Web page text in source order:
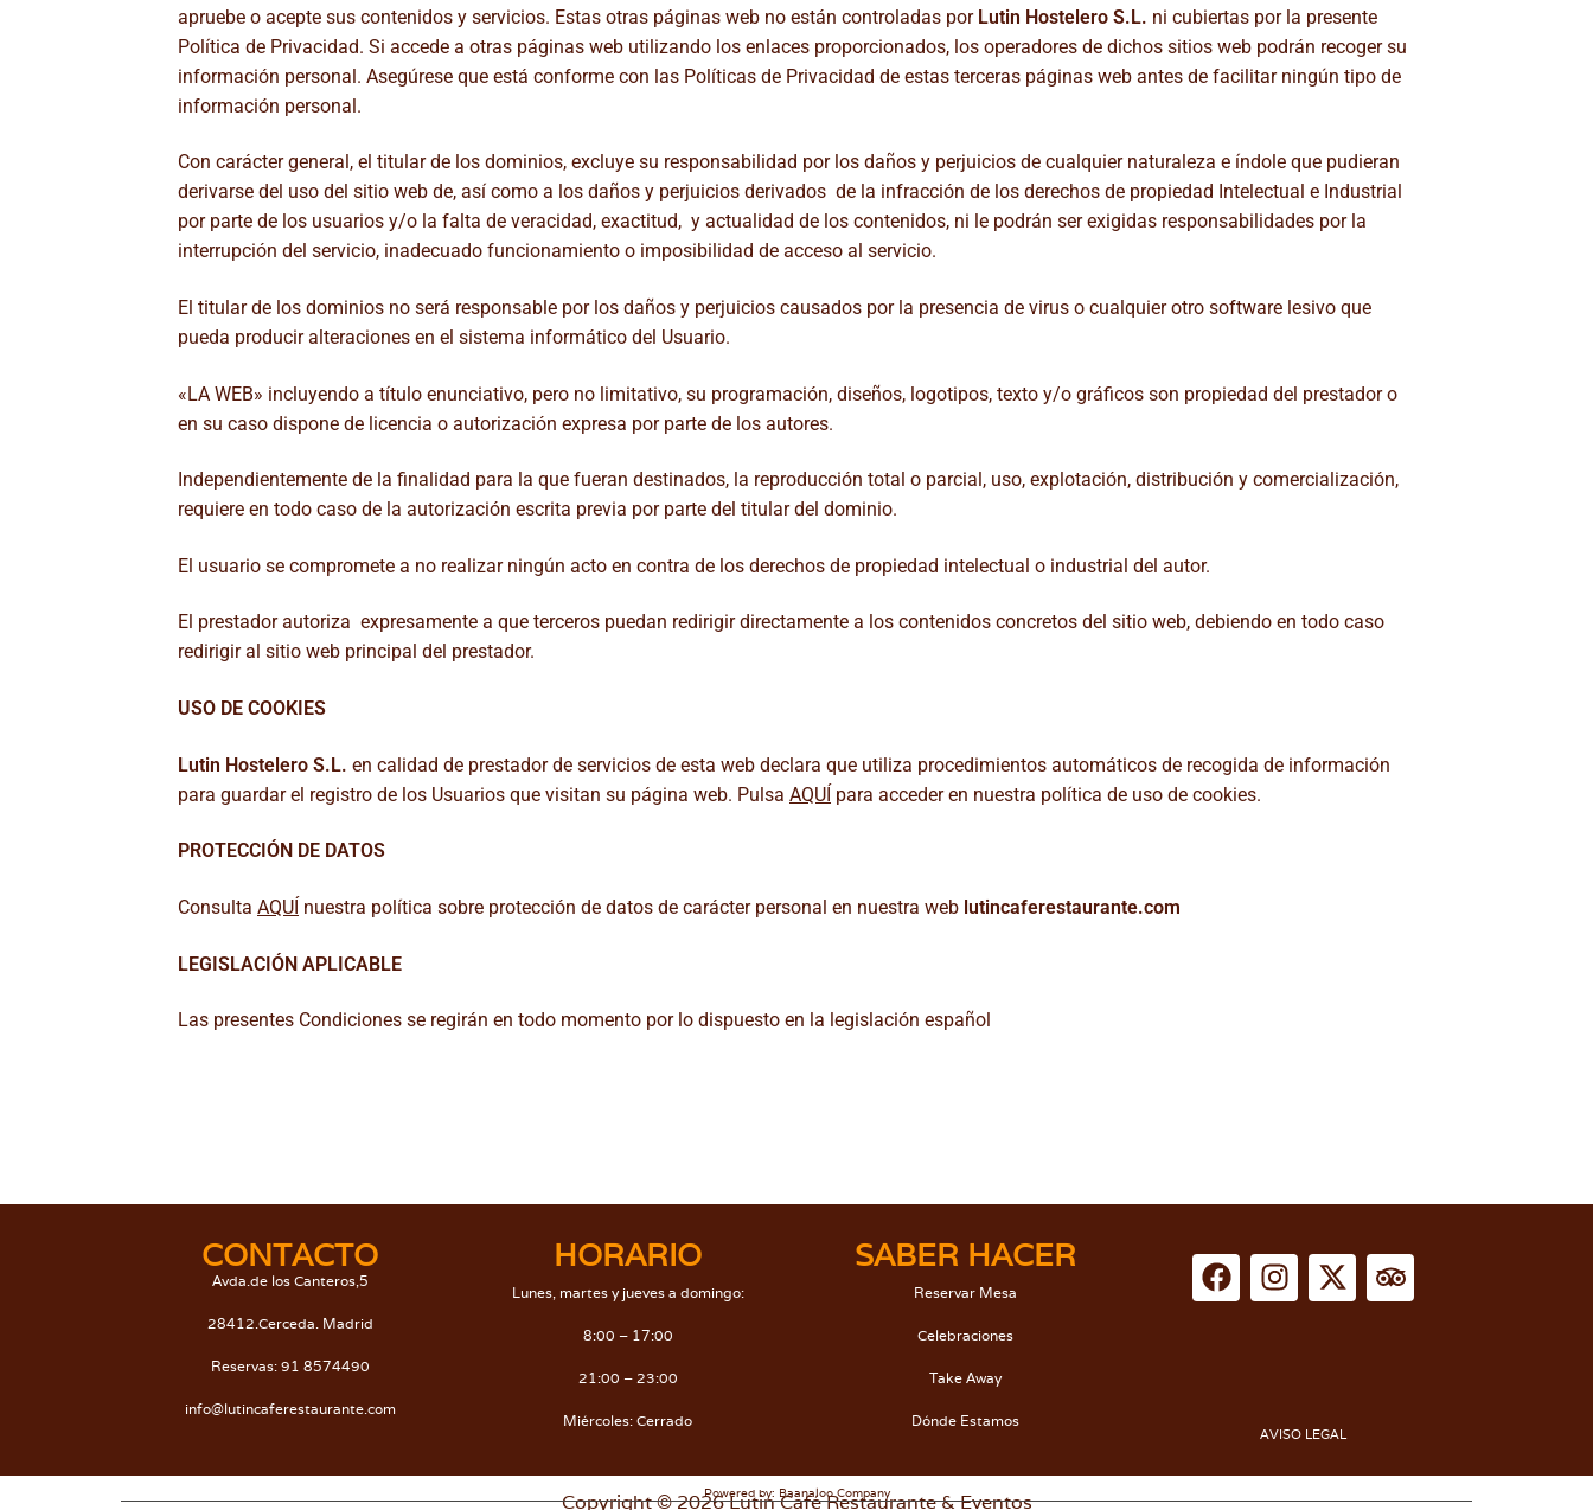
apruebe o acepte sus contenidos y servicios. Estas otras páginas web no están controladas por Lutin Hostelero S.L. ni cubiertas por la presente
Política de Privacidad. Si accede a otras páginas web utilizando los enlaces proporcionados, los operadores de dichos sitios web podrán recoger su
información personal. Asegúrese que está conforme con las Políticas de Privacidad de estas terceras páginas web antes de facilitar ningún tipo de
información personal.
Con carácter general, el titular de los dominios, excluye su responsabilidad por los daños y perjuicios de cualquier naturaleza e índole que pudieran
derivarse del uso del sitio web de, así como a los daños y perjuicios derivados de la infracción de los derechos de propiedad Intelectual e Industrial
por parte de los usuarios y/o la falta de veracidad, exactitud, y actualidad de los contenidos, ni le podrán ser exigidas responsabilidades por la
interrupción del servicio, inadecuado funcionamiento o imposibilidad de acceso al servicio.
El titular de los dominios no será responsable por los daños y perjuicios causados por la presencia de virus o cualquier otro software lesivo que
pueda producir alteraciones en el sistema informático del Usuario.
«LA WEB» incluyendo a título enunciativo, pero no limitativo, su programación, diseños, logotipos, texto y/o gráficos son propiedad del prestador o
en su caso dispone de licencia o autorización expresa por parte de los autores.
Independientemente de la finalidad para la que fueran destinados, la reproducción total o parcial, uso, explotación, distribución y comercialización,
requiere en todo caso de la autorización escrita previa por parte del titular del dominio.
El usuario se compromete a no realizar ningún acto en contra de los derechos de propiedad intelectual o industrial del autor.
El prestador autoriza expresamente a que terceros puedan redirigir directamente a los contenidos concretos del sitio web, debiendo en todo caso
redirigir al sitio web principal del prestador.
USO DE COOKIES
Lutin Hostelero S.L. en calidad de prestador de servicios de esta web declara que utiliza procedimientos automáticos de recogida de información
para guardar el registro de los Usuarios que visitan su página web. PulsaAQUÍ para acceder en nuestra política de uso de cookies.
PROTECCIÓN DE DATOS
ConsultaAQUÍ nuestra política sobre protección de datos de carácter personal en nuestra web lutincaferestaurante.com
LEGISLACIÓN APLICABLE
Las presentes Condiciones se regirán en todo momento por lo dispuesto en la legislación español
CONTACTO
Avda.de los Canteros,5
28412.Cerceda. Madrid
Reservas: 91 8574490
info@lutincaferestaurante.com
HORARIO
Lunes, martes y jueves a domingo:
8:00 – 17:00
21:00 – 23:00
Miércoles: Cerrado
SABER HACER
Reservar Mesa
Celebraciones
Take Away
Dónde Estamos
AVISO LEGAL
Copyright © 2026 Lutin Café Restaurante & Eventos
Powered by: Baanaloo Company